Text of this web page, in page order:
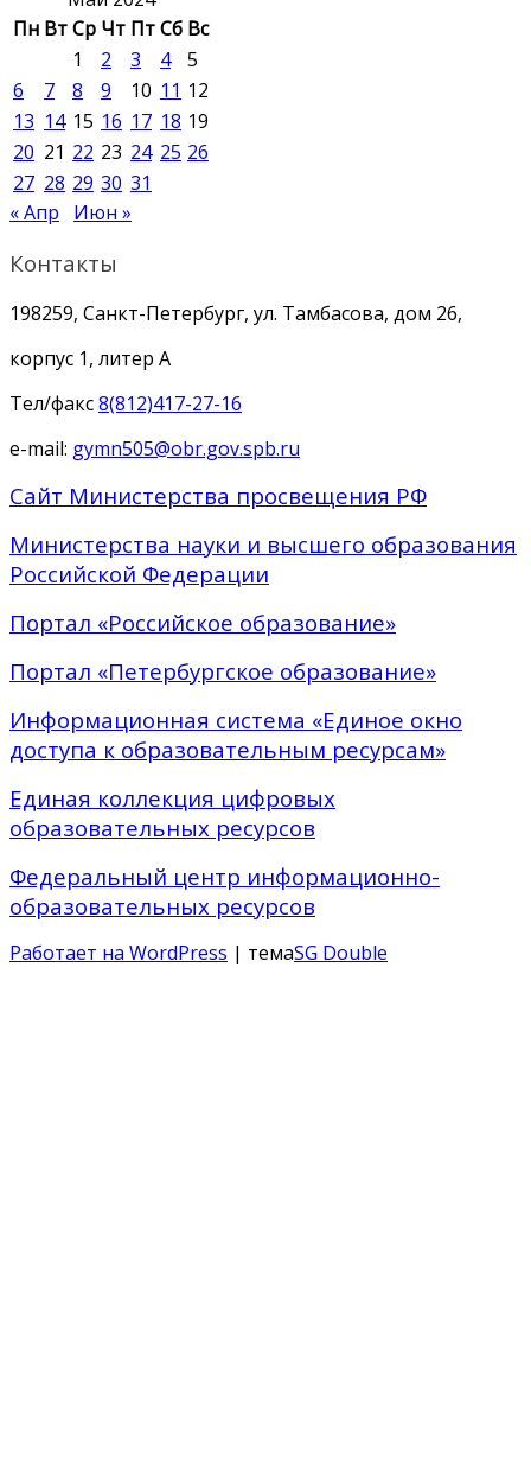
Пн ВтСр Чт ПтСб Вс
1
2 3 4
5
6
7 8 9 10 11 12
13 14 15 16 17 18 19
20 21 22 23 24 25 26
27 28 29 30 31
« Апр
Июн »
Контакты
198259, Санкт-Петербург, ул. Тамбасова, дом 26,
корпус 1, литер А
Тел/факс8(812)417-27-16
e-mail: gymn505@obr.gov.spb.ru
Сайт Министерства просвещения РФ
Министерства науки и высшего образования
Российской Федерации
Портал «Российское образование»
Портал «Петербургское образование»
Информационная система «Единое окно
доступа к образовательным ресурсам»
Единая коллекция цифровых
образовательных ресурсов
Федеральный центр информационно-
образовательных ресурсов
Работает на WordPress | темаSG Double